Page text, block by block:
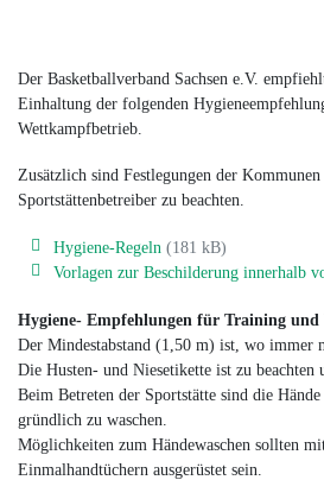
Der Basketballverband Sachsen e.V.
Einhaltung der folgenden
Wettkampfbetrieb.
Zusätzlich sind Festlegungen der
Sportstättenbetreiber zu beachten.
Hygiene-Regeln (181 kB)
Vorlagen zur Beschilderung innerhalb
Hygiene- Empfehlungen für Training
Der Mindestabstand (1,50 m) ist, wo immer
Die Husten- und Niesetikette ist zu beachten
Beim Betreten der Sportstätte sind die
gründlich zu waschen.
Möglichkeiten zum Händewaschen sollten
Einmalhandtüchern ausgerüstet sein.